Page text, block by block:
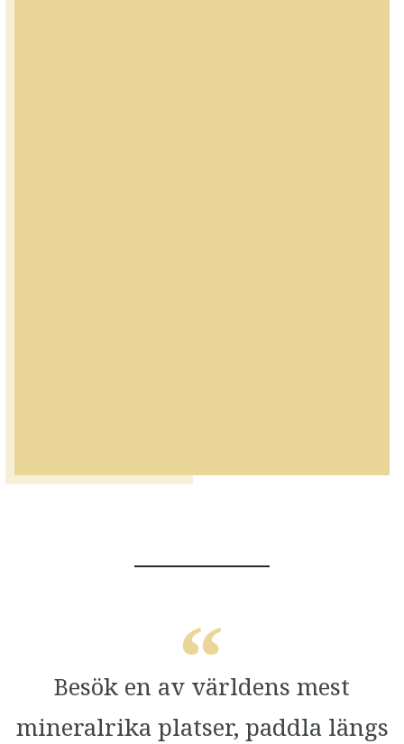
Besök en av världens mest
mineralrika platser, paddla längs